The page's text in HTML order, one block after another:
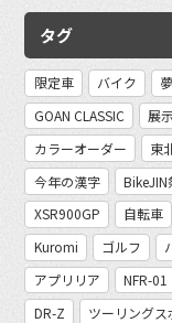
タグ
限定車 バイク
GOAN CLASSIC
展
カラーオーダー
東
今年の漢字
BikeJIN
XSR900GP
自転車
Kuromi
ゴルフ
アプリリア
NFR-01
DR-Z
ツーリングス